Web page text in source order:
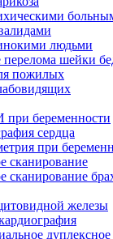
людьми
перелома шейки
пожилых
беременности
сердца
при
сканирование
сканирование
железы